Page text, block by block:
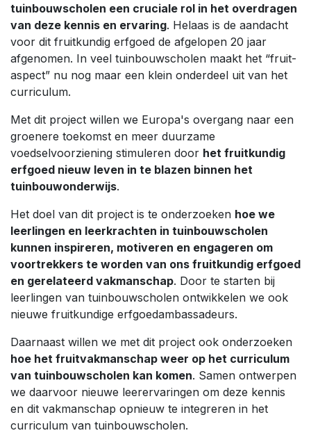
tuinbouwscholen een cruciale rol in het overdragen
van deze kennis en ervaring. Helaas is de aandacht
voor dit fruitkundig erfgoed de afgelopen 20 jaar
afgenomen. In veel tuinbouwscholen maakt het “fruit-
aspect” nu nog maar een klein onderdeel uit van het
curriculum.
Met dit project willen we Europa's overgang naar een
groenere toekomst en meer duurzame
voedselvoorziening stimuleren door het fruitkundig
erfgoed nieuw leven in te blazen binnen het
tuinbouwonderwijs.
Het doel van dit project is te onderzoeken hoe we
leerlingen en leerkrachten in tuinbouwscholen
kunnen inspireren, motiveren en engageren om
voortrekkers te worden van ons fruitkundig erfgoed
en gerelateerd vakmanschap. Door te starten bij
leerlingen van tuinbouwscholen ontwikkelen we ook
nieuwe fruitkundige erfgoedambassadeurs.
Daarnaast willen we met dit project ook onderzoeken
hoe het fruitvakmanschap weer op het curriculum
van tuinbouwscholen kan komen. Samen ontwerpen
we daarvoor nieuwe leerervaringen om deze kennis
en dit vakmanschap opnieuw te integreren in het
curriculum van tuinbouwscholen.